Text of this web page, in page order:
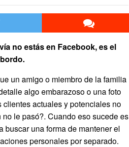
no estás en Facebook, es el
un amigo o miembro de la familia
algo embarazoso o una foto
actuales y potenciales no
le pasó?. Cuando eso sucede es
buscar una forma de mantener el
personales por separado.